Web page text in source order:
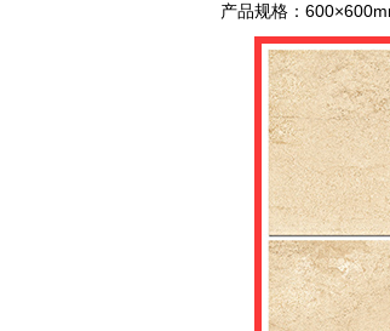
产品规格：